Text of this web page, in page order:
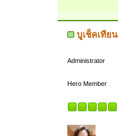
บูเช็คเทียน
Administrator
Hero Member